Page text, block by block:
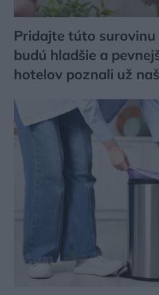
Pridajte túto
budú hladšie a
hotelov poznali už